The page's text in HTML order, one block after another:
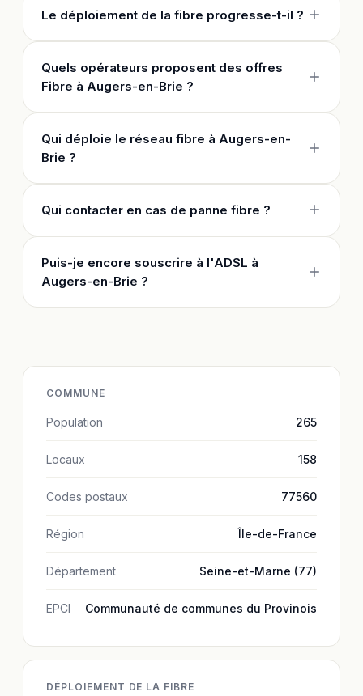
Le déploiement de la fibre progresse-t-il ?
Quels opérateurs proposent des offres
Fibre à Augers-en-Brie ?
Qui déploie le réseau fibre à Augers-en-
Brie ?
Qui contacter en cas de panne fibre ?
Puis-je encore souscrire à l'ADSL à
Augers-en-Brie ?
COMMUNE
Population 265
Locaux 158
Codes postaux 77560
Région Île-de-France
Département Seine-et-Marne (77)
EPCI Communauté de communes du Provinois
DÉPLOIEMENT DE LA FIBRE